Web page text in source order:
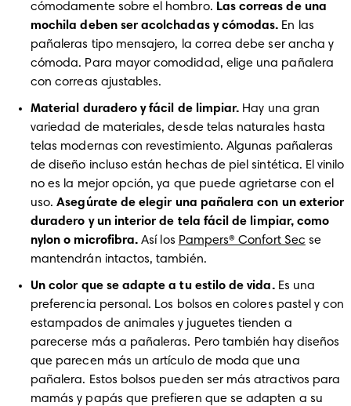
cómodamente sobre el hombro. Las correas de una
mochila deben ser acolchadas y cómodas. En las
pañaleras tipo mensajero, la correa debe ser ancha y
cómoda. Para mayor comodidad, elige una pañalera
con correas ajustables.
Material duradero y fácil de limpiar. Hay una gran
variedad de materiales, desde telas naturales hasta
telas modernas con revestimiento. Algunas pañaleras
de diseño incluso están hechas de piel sintética. El vinilo
no es la mejor opción, ya que puede agrietarse con el
uso. Asegúrate de elegir una pañalera con un exterior
duradero y un interior de tela fácil de limpiar, como
nylon o microfibra. Así los Pampers® Confort Sec se
mantendrán intactos, también.
Un color que se adapte a tu estilo de vida. Es una
preferencia personal. Los bolsos en colores pastel y con
estampados de animales y juguetes tienden a
parecerse más a pañaleras. Pero también hay diseños
que parecen más un artículo de moda que una
pañalera. Estos bolsos pueden ser más atractivos para
mamás y papás que prefieren que se adapten a su